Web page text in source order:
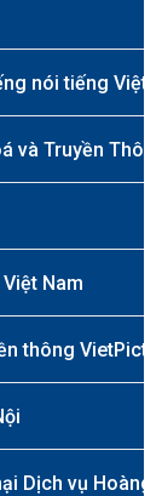
nói tiếng Việt,
và Truyền
Nam
thông
Dịch vụ Hoàng